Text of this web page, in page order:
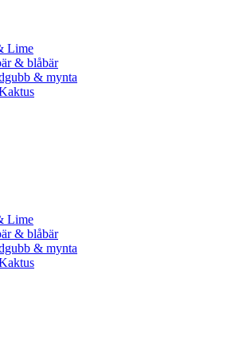
Lime
& blåbär
& mynta
Lime
& blåbär
& mynta